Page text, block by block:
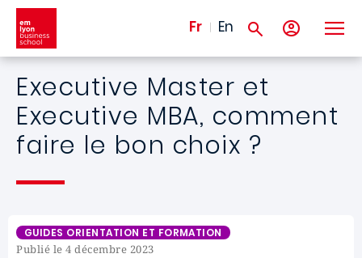
Aller au contenu principal
Fr En
Executive Master et
Executive MBA, comment
faire le bon choix ?
GUIDES ORIENTATION ET FORMATION
Publié le 4 décembre 2023